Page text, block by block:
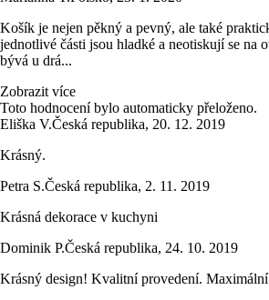
Košík je nejen pěkný a pevný, ale také
jednotlivé části jsou hladké a neotiskují se na
bývá u drá...
Zobrazit více
Toto hodnocení bylo automaticky přeloženo.
Eliška V.Česká republika, 20. 12. 2019
Krásný.
Petra S.Česká republika, 2. 11. 2019
Krásná dekorace v kuchyni
Dominik P.Česká republika, 24. 10. 2019
Krásný design! Kvalitní provedení. Maximální